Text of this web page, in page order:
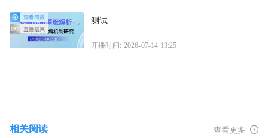
测试
开播时间: 2026-07-14 13:25
相关阅读 查看更多